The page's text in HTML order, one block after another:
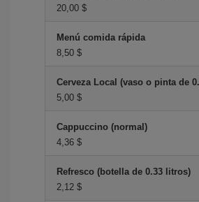
20,00 $
Menú comida rápida
8,50 $
Cerveza Local (vaso o pinta de
5,00 $
Cappuccino (normal)
4,36 $
Refresco (botella de 0.33 litros)
2,12 $